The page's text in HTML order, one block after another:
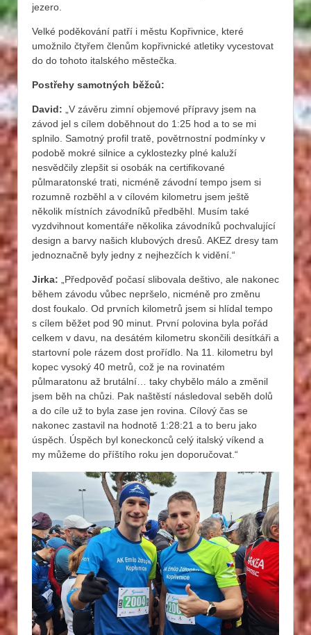
jezero.
Velké poděkování patří i městu Kopřivnice, které
umožnilo čtyřem členům kopřivnické atletiky vycestovat
do do tohoto italského městečka.
Postřehy samotných běžců:
David: „V závěru zimní objemové přípravy jsem na
závod jel s cílem doběhnout do 1:25 hod a to se mi
splnilo. Samotný profil tratě, povětrnostní podmínky v
podobě mokré silnice a cyklostezky plné kaluží
nesvědčily zlepšit si osobák na certifikované
půlmaratonské trati, nicméně závodní tempo jsem si
rozumně rozběhl a v cílovém kilometru jsem ještě
několik místních závodníků předběhl. Musím také
vyzdvihnout komentáře několika závodníků pochvalující
design a barvy našich klubových dresů. AKEZ dresy tam
jednoznačně byly jedny z nejhezčích k vidění.“
Jirka: „Předpověď počasí slibovala deštivo, ale nakonec
během závodu vůbec nepršelo, nicméně pro změnu
dost foukalo. Od prvních kilometrů jsem si hlídal tempo
s cílem běžet pod 90 minut. První polovina byla pořád
celkem v davu, na desátém kilometru skončili desítkáři a
startovní pole rázem dost prořídlo. Na 11. kilometru byl
kopec vysoký 40 metrů, což je na rovinatém
půlmaratonu až brutální… taky chybělo málo a změnil
jsem běh na chůzi. Pak naštěstí následoval seběh dolů
a do cíle už to byla zase jen rovina. Cílový čas se
nakonec zastavil na hodnotě 1:28:21 a to beru jako
úspěch. Úspěch byl koneckonců celý italský víkend a
my můžeme do příštího roku jen doporučovat.“